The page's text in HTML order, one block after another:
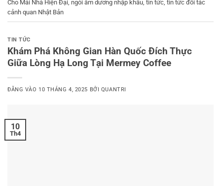
Cho Mái Nhà Hiện Đại, ngói âm dương nhập khẩu, tin tức, tin tức đối tác
cảnh quan Nhật Bản
TIN TỨC
Khám Phá Không Gian Hàn Quốc Đích Thực
Giữa Lòng Hạ Long Tại Mermey Coffee
ĐĂNG VÀO 10 THÁNG 4, 2025 BỞI QUANTRI
10
Th4